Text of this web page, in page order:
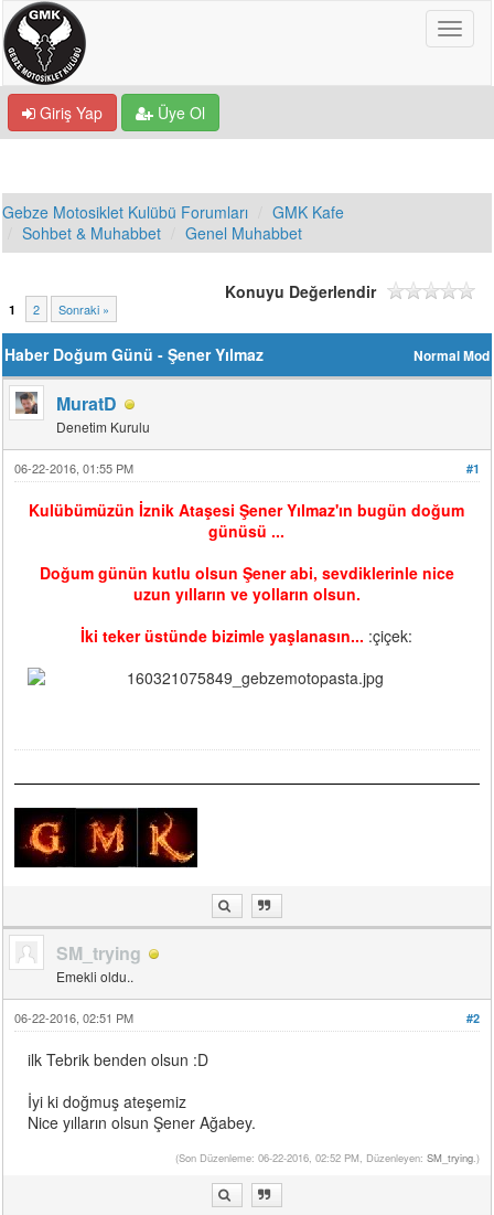
Giriş Yap Üye Ol
Gebze Motosiklet Kulübü Forumları
GMK Kafe
Sohbet & Muhabbet
Genel Muhabbet
1 2 Sonraki »
Konuyu Değerlendir
Normal Mod
Haber Doğum Günü - Şener Yılmaz
MuratD
Denetim Kurulu
#1
06-22-2016, 01:55 PM
Kulübümüzün İznik Ataşesi Şener Yılmaz'ın bugün doğum
günüsü ...
Doğum günün kutlu olsun Şener abi, sevdiklerinle nice
uzun yılların ve yolların olsun.
İki teker üstünde bizimle yaşlanasın... :çiçek:
SM_trying
Emekli oldu..
#2
06-22-2016, 02:51 PM
ilk Tebrik benden olsun :D
İyi ki doğmuş ateşemiz
Nice yılların olsun Şener Ağabey.
(Son Düzenleme: 06-22-2016, 02:52 PM, Düzenleyen: SM_trying.)